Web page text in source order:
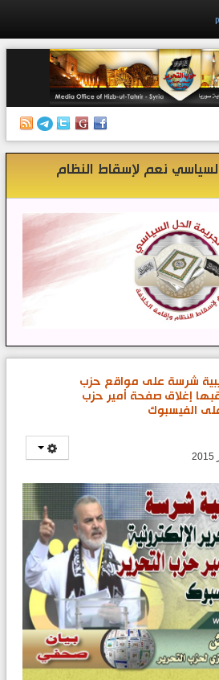
الرئيسية
إصدارات
أنشطة وفعاليات
منبر الصحافة
تواصل معنا
إذاعة المكتب/ سوريا
قناتنا على تيليغرام
نعم لإسقاط النظام
شرسة على مواقع حزب
إغلاق صفحة أمير حزب
على الفيسبوك